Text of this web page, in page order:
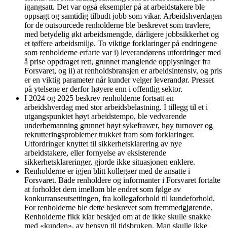
igangsatt. Det var også eksempler på at arbeidstakere ble
oppsagt og samtidig tilbudt jobb som vikar. Arbeidshverdagen
for de outsourcede renholderne ble beskrevet som travlere,
med betydelig økt arbeidsmengde, dårligere jobbsikkerhet og
et tøffere arbeidsmiljø. To viktige forklaringer på endringene
som renholderne erfarte var i) leverandørens utfordringer med
å prise oppdraget rett, grunnet manglende opplysninger fra
Forsvaret, og ii) at renholdsbransjen er arbeidsintensiv, og pris
er en viktig parameter når kunder velger leverandør. Presset
på ytelsene er derfor høyere enn i offentlig sektor.
I 2024 og 2025 beskrev renholderne fortsatt en
arbeidshverdag med stor arbeidsbelastning. I tillegg til et i
utgangspunktet høyt arbeidstempo, ble vedvarende
underbemanning grunnet høyt sykefravær, høy turnover og
rekrutteringsproblemer trukket fram som forklaringer.
Utfordringer knyttet til sikkerhetsklarering av nye
arbeidstakere, eller fornyelse av eksisterende
sikkerhetsklareringer, gjorde ikke situasjonen enklere.
Renholderne er igjen blitt kollegaer med de ansatte i
Forsvaret. Både renholdere og informanter i Forsvaret fortalte
at forholdet dem imellom ble endret som følge av
konkurranseutsettingen, fra kollegaforhold til kundeforhold.
For renholderne ble dette beskrevet som fremmedgjørende.
Renholderne fikk klar beskjed om at de ikke skulle snakke
med «kunden», av hensyn til tidsbruken. Man skulle ikke